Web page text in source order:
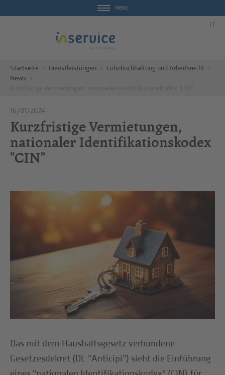
MENU
IT
Startseite Dienstleistungen
Lohnbuchhaltung und Arbeitsrecht
News
16/01/2024
Kurzfristige Vermietungen,
nationaler Identifikationskodex
"CIN"
Das mit dem Haushaltsgesetz verbundene
Gesetzesdekret (DL "Anticipi") sieht die Einführung